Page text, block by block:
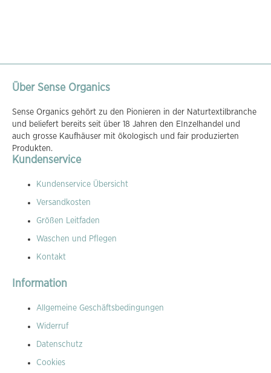
Über Sense Organics
Sense Organics gehört zu den Pionieren in der Naturtextilbranche
und beliefert bereits seit über 18 Jahren den EInzelhandel und
auch grosse Kaufhäuser mit ökologisch und fair produzierten
Produkten.
Kundenservice
Kundenservice Übersicht
Versandkosten
Größen Leitfaden
Waschen und Pflegen
Kontakt
Information
Allgemeine Geschäftsbedingungen
Widerruf
Datenschutz
Cookies